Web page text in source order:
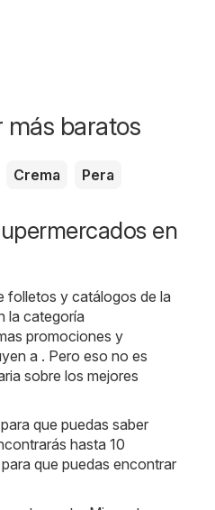
baratos
Crema Pera
en
folletos y catálogos de la
la categoría
promociones y
a . Pero eso no es
sobre los mejores
que puedas saber
hasta 10
que puedas encontrar